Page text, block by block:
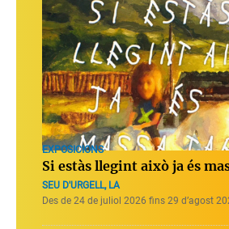
EXPOSICIONS
Si estàs llegint això ja és
SEU D'URGELL, LA
Des de 24 de juliol 2026 fins 29 d’agost